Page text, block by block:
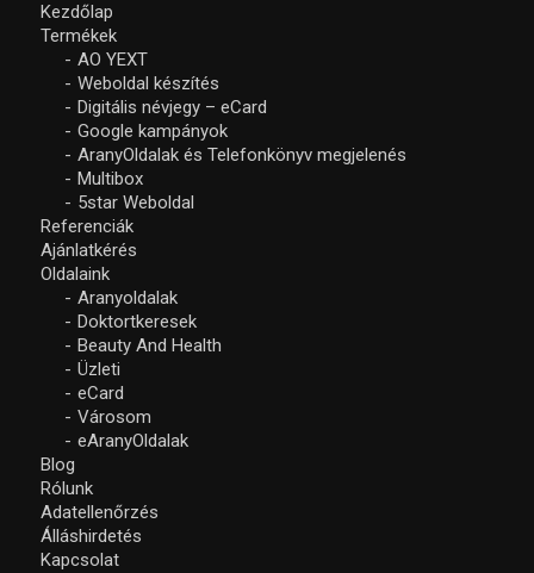
Kezdőlap
Termékek
AO YEXT
Weboldal készítés
Digitális névjegy – eCard
Google kampányok
AranyOldalak és Telefonkönyv megjelenés
Multibox
5star Weboldal
Referenciák
Ajánlatkérés
Oldalaink
Aranyoldalak
Doktortkeresek
Beauty And Health
Üzleti
eCard
Városom
eAranyOldalak
Blog
Rólunk
Adatellenőrzés
Álláshirdetés
Kapcsolat